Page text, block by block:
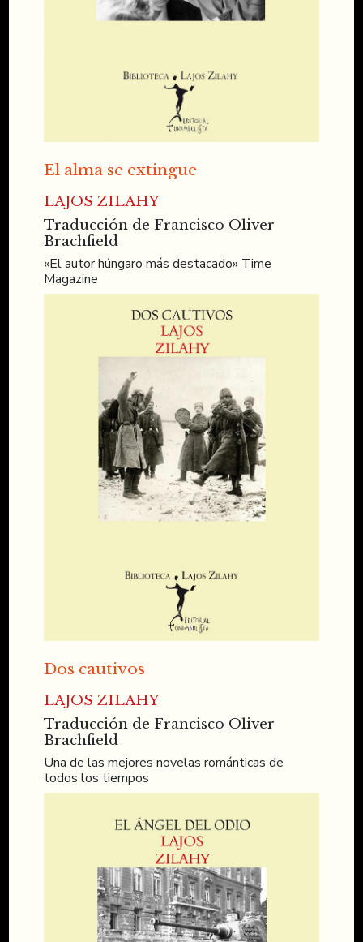
El alma se extingue
LAJOS ZILAHY
Traducción de Francisco Oliver
Brachfield
«El autor húngaro más destacado» Time
Magazine
Dos cautivos
LAJOS ZILAHY
Traducción de Francisco Oliver
Brachfield
Una de las mejores novelas románticas de
todos los tiempos